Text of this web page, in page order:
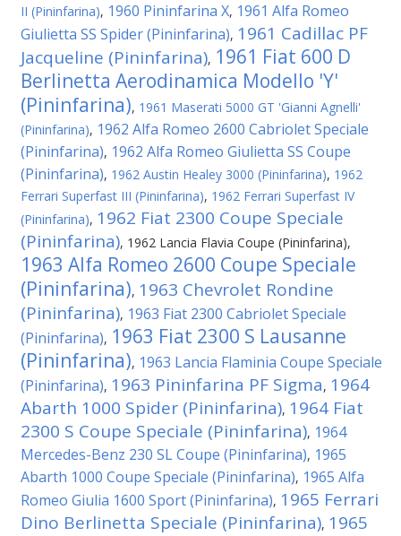
II (Pininfarina), 1960 Pininfarina X, 1961 Alfa Romeo
Giulietta SS Spider (Pininfarina), 1961 Cadillac PF
Jacqueline (Pininfarina), 1961 Fiat 600 D
Berlinetta Aerodinamica Modello 'Y'
(Pininfarina), 1961 Maserati 5000 GT 'Gianni Agnelli'
(Pininfarina), 1962 Alfa Romeo 2600 Cabriolet Speciale
(Pininfarina), 1962 Alfa Romeo Giulietta SS Coupe
(Pininfarina), 1962 Austin Healey 3000 (Pininfarina), 1962
Ferrari Superfast III (Pininfarina), 1962 Ferrari Superfast IV
(Pininfarina), 1962 Fiat 2300 Coupe Speciale
(Pininfarina), 1962 Lancia Flavia Coupe (Pininfarina),
1963 Alfa Romeo 2600 Coupe Speciale
(Pininfarina), 1963 Chevrolet Rondine
(Pininfarina), 1963 Fiat 2300 Cabriolet Speciale
(Pininfarina), 1963 Fiat 2300 S Lausanne
(Pininfarina), 1963 Lancia Flaminia Coupe Speciale
(Pininfarina), 1963 Pininfarina PF Sigma, 1964
Abarth 1000 Spider (Pininfarina), 1964 Fiat
2300 S Coupe Speciale (Pininfarina), 1964
Mercedes-Benz 230 SL Coupe (Pininfarina), 1965
Abarth 1000 Coupe Speciale (Pininfarina), 1965 Alfa
Romeo Giulia 1600 Sport (Pininfarina), 1965 Ferrari
Dino Berlinetta Speciale (Pininfarina), 1965